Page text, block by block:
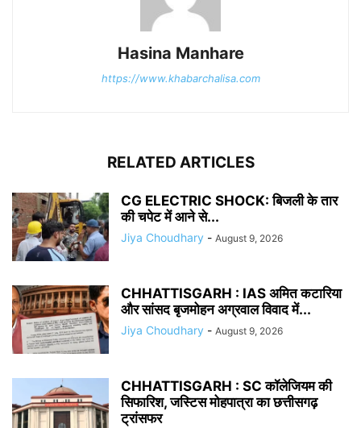
Hasina Manhare
https://www.khabarchalisa.com
RELATED ARTICLES
CG ELECTRIC SHOCK: बिजली के तार
की चपेट में आने से...
Jiya Choudhary - August 9, 2026
CHHATTISGARH : IAS अमित कटारिया
और सांसद बृजमोहन अग्रवाल विवाद में...
Jiya Choudhary - August 9, 2026
CHHATTISGARH : SC कॉलेजियम की
सिफारिश, जस्टिस मोहपात्रा का छत्तीसगढ़
ट्रांसफर